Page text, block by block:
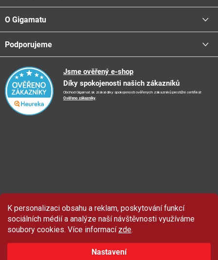
K personalizaci obsahu a reklam, poskytování funkcí
sociálních médií a analýze naší návštěvnosti využíváme
soubory cookies. Více informací zde.
Nastavení
Platba - možnosti
Centrála a odběrná místa
Reklamační řád
Vrácení zboží a reklamace
Doporučení při nákupu
Ochrana osobních údajů
Přihlásit
O Gigamatu
📞Kontakty
📺TV reklama
📝Blog
🤝 Partneři
Podporujeme
Podporujeme
🏨FN Bulovka
🏨Nemocnice Homolka
Jsme ověřený e-shop
Díky spokojenosti našich zákazníků
Obchod Gigamat.sk získal díky spokojenosti ověřených zákazníků prestižní certifikát
Ověřeno zákazníky.
Sleva 100 Kčna produkty značky Asist.